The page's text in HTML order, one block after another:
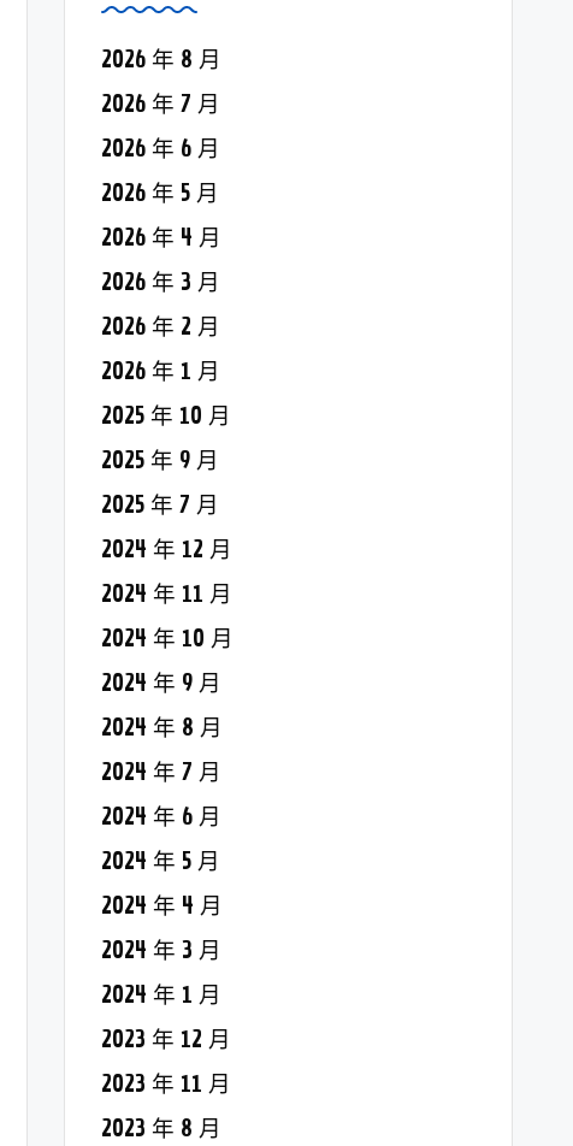
2026 年 8 月
2026 年 7 月
2026 年 6 月
2026 年 5 月
2026 年 4 月
2026 年 3 月
2026 年 2 月
2026 年 1 月
2025 年 10 月
2025 年 9 月
2025 年 7 月
2024 年 12 月
2024 年 11 月
2024 年 10 月
2024 年 9 月
2024 年 8 月
2024 年 7 月
2024 年 6 月
2024 年 5 月
2024 年 4 月
2024 年 3 月
2024 年 1 月
2023 年 12 月
2023 年 11 月
2023 年 8 月